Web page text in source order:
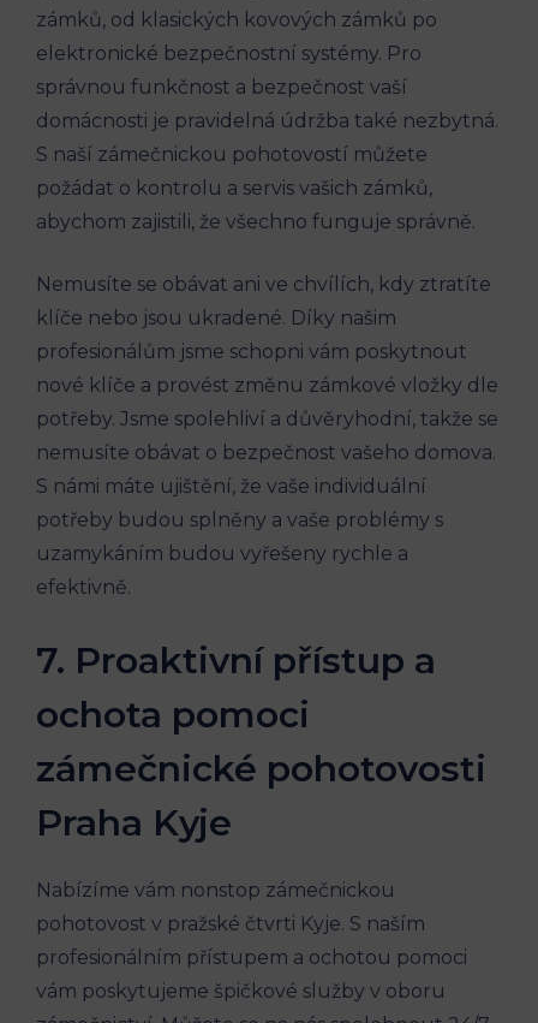
zámků, od klasických kovových zámků po
elektronické bezpečnostní systémy. Pro
správnou funkčnost a bezpečnost vaší
domácnosti je pravidelná údržba také nezbytná.
S naší zámečnickou pohotovostí můžete
požádat o kontrolu a servis vašich zámků,
abychom zajistili, že všechno funguje správně.
Nemusíte se obávat ani ve chvílích, kdy ztratíte
klíče nebo jsou ukradené. Díky našim
profesionálům jsme schopni vám poskytnout
nové klíče a provést změnu zámkové vložky dle
potřeby. Jsme spolehliví a důvěryhodní, takže se
nemusíte obávat o bezpečnost vašeho domova.
S námi máte ujištění, že vaše individuální
potřeby budou splněny a vaše problémy s
uzamykáním budou vyřešeny rychle a
efektivně.
7. Proaktivní přístup a
ochota pomoci
zámečnické pohotovosti
Praha Kyje
Nabízíme vám nonstop zámečnickou
pohotovost v pražské čtvrti Kyje. S naším
profesionálním přístupem a ochotou pomoci
vám poskytujeme špičkové služby v oboru